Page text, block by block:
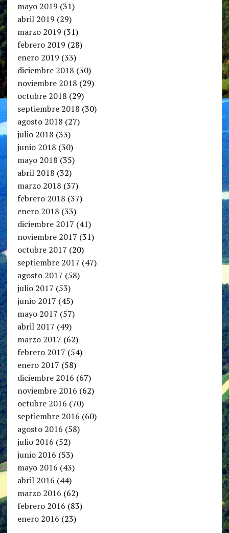
mayo 2019 (31)
abril 2019 (29)
marzo 2019 (31)
febrero 2019 (28)
enero 2019 (33)
diciembre 2018 (30)
noviembre 2018 (29)
octubre 2018 (29)
septiembre 2018 (30)
agosto 2018 (27)
julio 2018 (33)
junio 2018 (30)
mayo 2018 (35)
abril 2018 (32)
marzo 2018 (37)
febrero 2018 (37)
enero 2018 (33)
diciembre 2017 (41)
noviembre 2017 (31)
octubre 2017 (20)
septiembre 2017 (47)
agosto 2017 (58)
julio 2017 (53)
junio 2017 (45)
mayo 2017 (57)
abril 2017 (49)
marzo 2017 (62)
febrero 2017 (54)
enero 2017 (58)
diciembre 2016 (67)
noviembre 2016 (62)
octubre 2016 (70)
septiembre 2016 (60)
agosto 2016 (58)
julio 2016 (52)
junio 2016 (53)
mayo 2016 (43)
abril 2016 (44)
marzo 2016 (62)
febrero 2016 (83)
enero 2016 (23)